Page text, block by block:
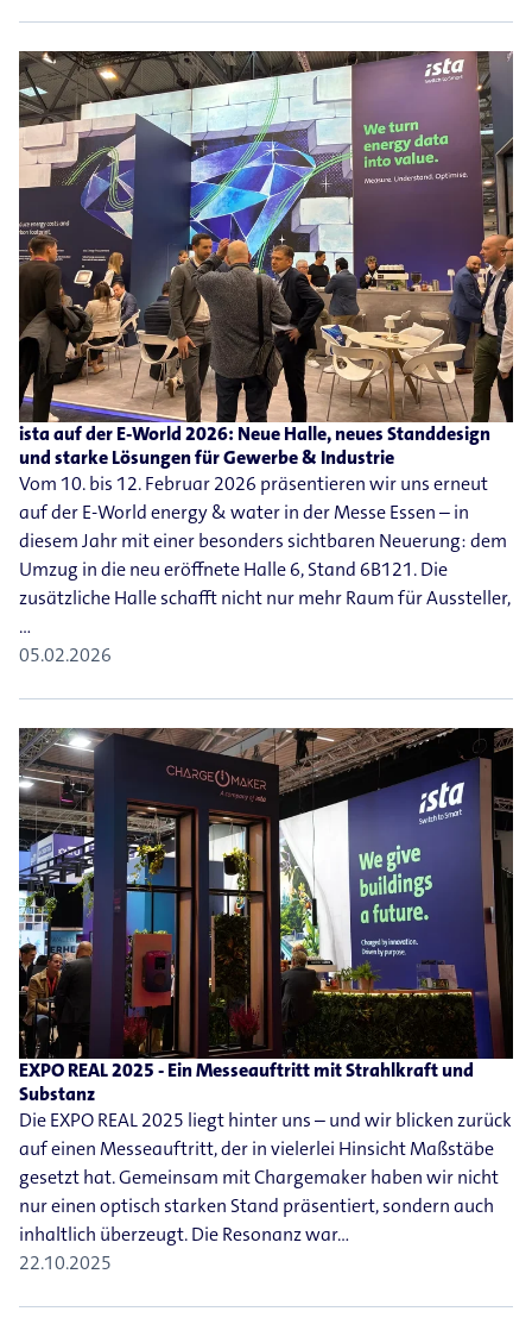
ista auf der E-World 2026: Neue Halle, neues Standdesign
und starke Lösungen für Gewerbe & Industrie
Vom 10. bis 12. Februar 2026 präsentieren wir uns erneut
auf der E-World energy & water in der Messe Essen – in
diesem Jahr mit einer besonders sichtbaren Neuerung: dem
Umzug in die neu eröffnete Halle 6, Stand 6B121. Die
zusätzliche Halle schafft nicht nur mehr Raum für Aussteller,
…
05.02.2026
EXPO REAL 2025 - Ein Messeauftritt mit Strahlkraft und
Substanz
Die EXPO REAL 2025 liegt hinter uns – und wir blicken zurück
auf einen Messeauftritt, der in vielerlei Hinsicht Maßstäbe
gesetzt hat. Gemeinsam mit Chargemaker haben wir nicht
nur einen optisch starken Stand präsentiert, sondern auch
inhaltlich überzeugt. Die Resonanz war…
22.10.2025